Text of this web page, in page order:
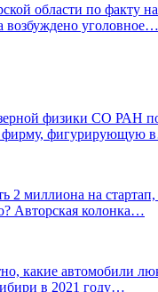
области по факту
возбуждено уголовное…
физики СО РАН
фирму, фигурирующую
2 миллиона на
Авторская колонка…
какие автомобили
в 2021 году…